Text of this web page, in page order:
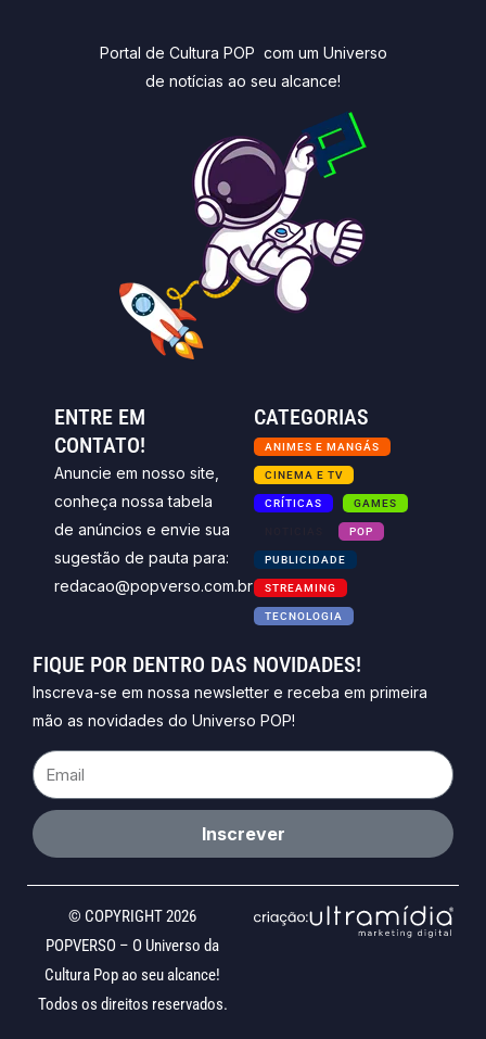
Portal de Cultura POP com um Universo
de notícias ao seu alcance!
ENTRE EM
CONTATO!
Anuncie em nosso site,
conheça nossa tabela
de anúncios e envie sua
sugestão de pauta para:
redacao@popverso.com.br
CATEGORIAS
ANIMES E MANGÁS
CINEMA E TV
CRÍTICAS GAMES
POP
PUBLICIDADE
STREAMING
TECNOLOGIA
FIQUE POR DENTRO DAS NOVIDADES!
Inscreva-se em nossa newsletter e receba em primeira
mão as novidades do Universo POP!
Email
Inscrever
© COPYRIGHT 2026
POPVERSO – O Universo da
Cultura Pop ao seu alcance!
Todos os direitos reservados.